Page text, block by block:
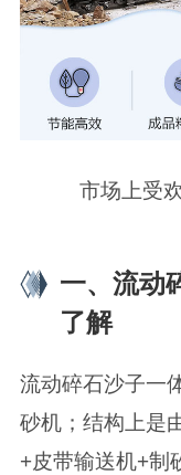
市场上受
一、流动
了解
流动碎石沙子一
砂机；结构上是
+皮带输送机+制